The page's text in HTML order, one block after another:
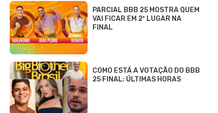
PARCIAL BBB 25 MOSTRA QUEM
VAI FICAR EM 2º LUGAR NA
FINAL
COMO ESTÁ A VOTAÇÃO DO BBB
25 FINAL: ÚLTIMAS HORAS